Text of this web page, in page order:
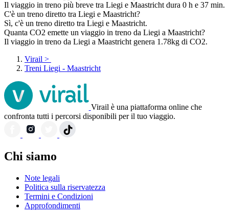
Il viaggio in treno più breve tra Liegi e Maastricht dura 0 h e 37 min.
C'è un treno diretto tra Liegi e Maastricht?
Sì, c'è un treno diretto tra Liegi e Maastricht.
Quanta CO2 emette un viaggio in treno da Liegi a Maastricht?
Il viaggio in treno da Liegi a Maastricht genera 1.78kg di CO2.
Virail >
Treni Liegi - Maastricht
Virail è una piattaforma online che
confronta tutti i percorsi disponibili per il tuo viaggio.
Chi siamo
Note legali
Politica sulla riservatezza
Termini e Condizioni
Approfondimenti